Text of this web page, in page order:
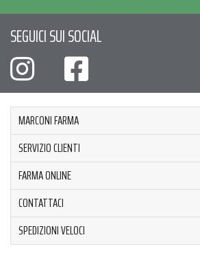
SEGUICI SUI SOCIAL
MARCONI FARMA
SERVIZIO CLIENTI
FARMA ONLINE
CONTATTACI
SPEDIZIONI VELOCI